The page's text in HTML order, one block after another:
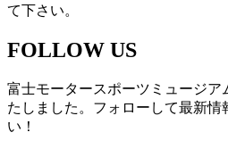
て下さい。
FOLLOW US
富士モータースポーツミュージア
たしました。フォローして最新情
い！